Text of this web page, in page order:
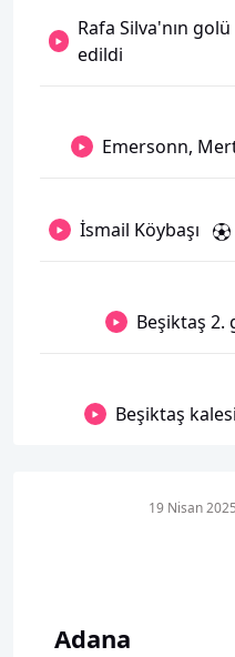
Rafa Silva'nın
edildi
Emersonn,
İsmail Köybaşı
Beşiktaş 2.
Beşiktaş
Adana
19 Nisan